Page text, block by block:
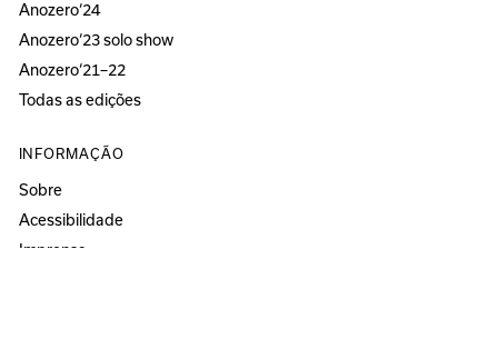
Anozero‘24
Anozero‘23 solo show
Anozero‘21–22
Todas as edições
INFORMAÇÃO
Sobre
Acessibilidade
Imprensa